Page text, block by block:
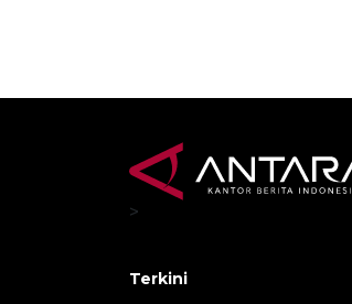
>
Terkini